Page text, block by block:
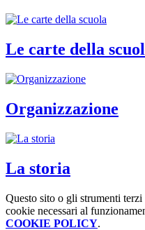
Le carte della
Organizzazione
La storia
Questo sito o gli strumenti
cookie necessari al
COOKIE POLICY.